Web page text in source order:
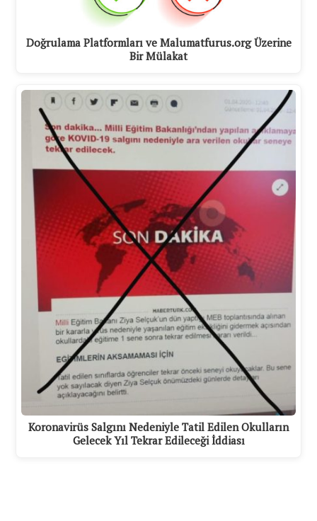
Doğrulama Platformları ve Malumatfurus.org Üzerine
Bir Mülakat
Koronavirüs Salgını Nedeniyle Tatil Edilen Okulların
Gelecek Yıl Tekrar Edileceği İddiası